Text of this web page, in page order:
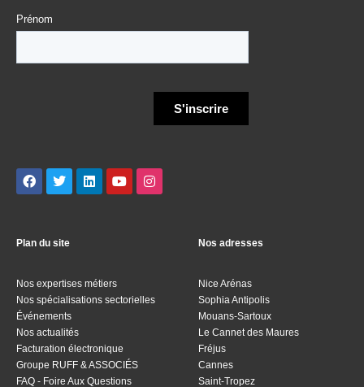
Plan du site
Nos expertises métiers
Nos spécialisations sectorielles
Événements
Nos actualités
Facturation électronique
Groupe RUFF & ASSOCIÉS
FAQ - Foire Aux Questions
Nos adresses
Nice Arénas
Sophia Antipolis
Mouans-Sartoux
Le Cannet des Maures
Fréjus
Cannes
Saint-Tropez